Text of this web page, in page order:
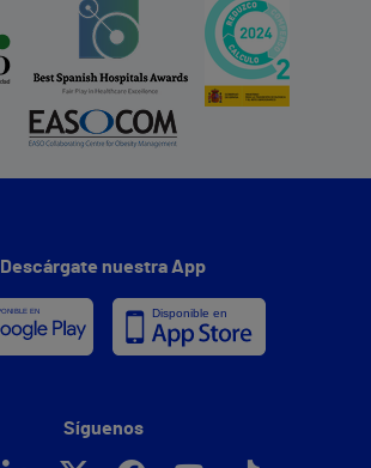
Descárgate nuestra App
Síguenos